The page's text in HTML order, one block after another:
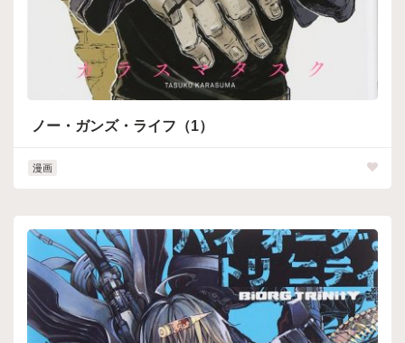
ノー・ガンズ・ライフ（1）
漫画